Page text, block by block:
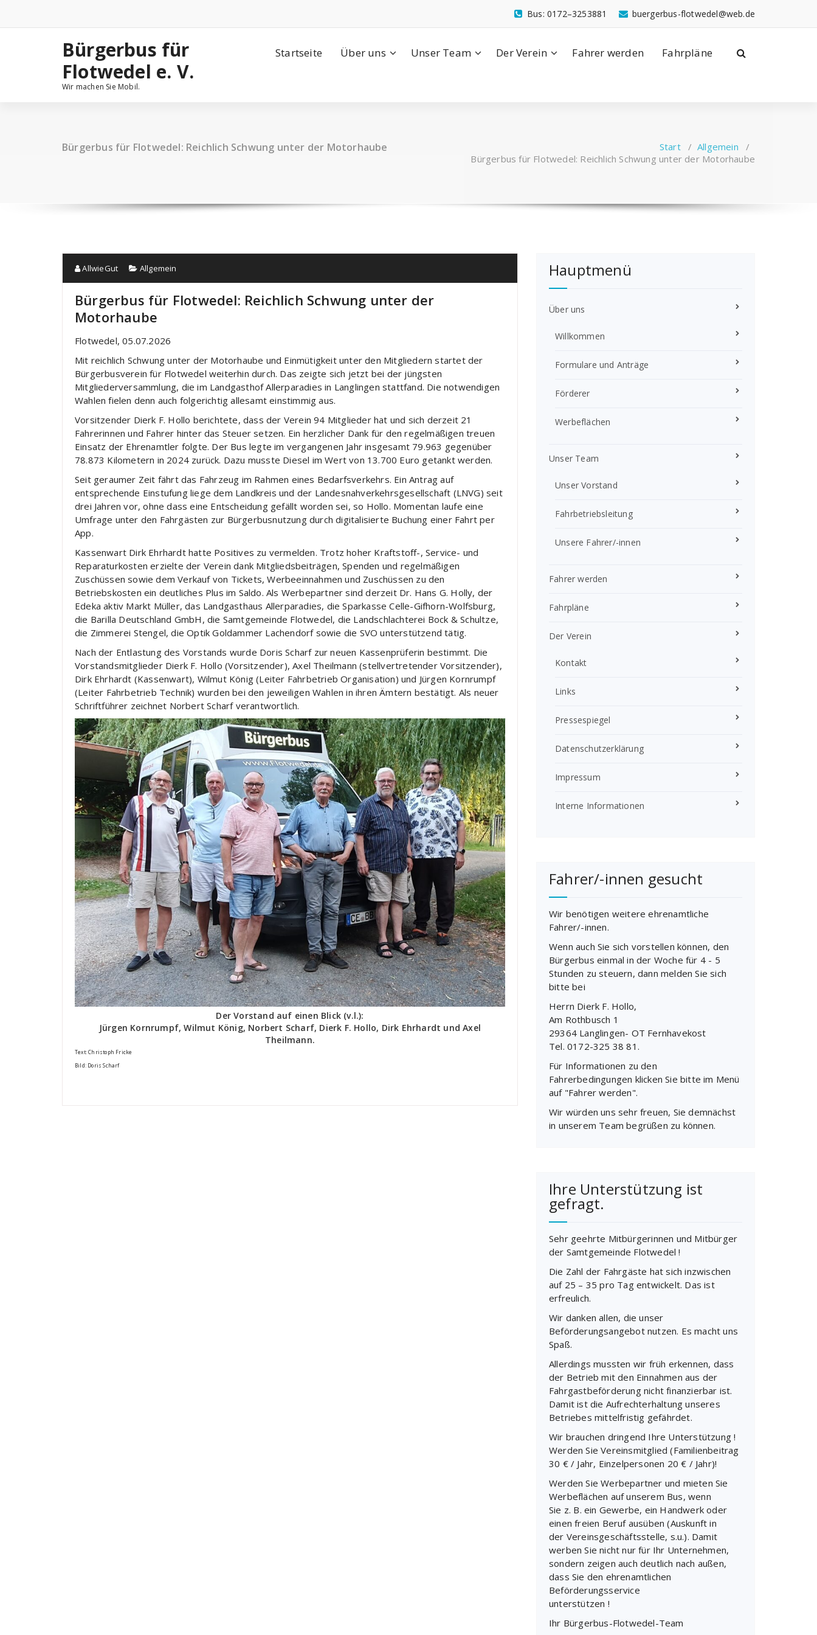
springen
buergerbus-flotwedel@web.de
Bus: 0172–3253881
Bürgerbus für
Flotwedel e. V.
Wir machen Sie Mobil.
Startseite Über uns Unser Team Der Verein Fahrer werden Fahrpläne
Bürgerbus für Flotwedel: Reichlich Schwung unter der Motorhaube Start/ Allgemein /
Bürgerbus für Flotwedel: Reichlich Schwung unter der Motorhaube
AllwieGut Allgemein
Bürgerbus für Flotwedel: Reichlich Schwung unter der
Motorhaube
Flotwedel, 05.07.2026
Mit reichlich Schwung unter der Motorhaube und Einmütigkeit unter den Mitgliedern startet der
Bürgerbusverein für Flotwedel weiterhin durch. Das zeigte sich jetzt bei der jüngsten
Mitgliederversammlung, die im Landgasthof Allerparadies in Langlingen stattfand. Die notwendigen
Wahlen fielen denn auch folgerichtig allesamt einstimmig aus.
Vorsitzender Dierk F. Hollo berichtete, dass der Verein 94 Mitglieder hat und sich derzeit 21
Fahrerinnen und Fahrer hinter das Steuer setzen. Ein herzlicher Dank für den regelmäßigen treuen
Einsatz der Ehrenamtler folgte. Der Bus legte im vergangenen Jahr insgesamt 79.963 gegenüber
78.873 Kilometern in 2024 zurück. Dazu musste Diesel im Wert von 13.700 Euro getankt werden.
Seit geraumer Zeit fährt das Fahrzeug im Rahmen eines Bedarfsverkehrs. Ein Antrag auf
entsprechende Einstufung liege dem Landkreis und der Landesnahverkehrsgesellschaft (LNVG) seit
drei Jahren vor, ohne dass eine Entscheidung gefällt worden sei, so Hollo. Momentan laufe eine
Umfrage unter den Fahrgästen zur Bürgerbusnutzung durch digitalisierte Buchung einer Fahrt per
App.
Kassenwart Dirk Ehrhardt hatte Positives zu vermelden. Trotz hoher Kraftstoff-, Service- und
Reparaturkosten erzielte der Verein dank Mitgliedsbeiträgen, Spenden und regelmäßigen
Zuschüssen sowie dem Verkauf von Tickets, Werbeeinnahmen und Zuschüssen zu den
Betriebskosten ein deutliches Plus im Saldo. Als Werbepartner sind derzeit Dr. Hans G. Holly, der
Edeka aktiv Markt Müller, das Landgasthaus Allerparadies, die Sparkasse Celle-Gifhorn-Wolfsburg,
die Barilla Deutschland GmbH, die Samtgemeinde Flotwedel, die Landschlachterei Bock & Schultze,
die Zimmerei Stengel, die Optik Goldammer Lachendorf sowie die SVO unterstützend tätig.
Nach der Entlastung des Vorstands wurde Doris Scharf zur neuen Kassenprüferin bestimmt. Die
Vorstandsmitglieder Dierk F. Hollo (Vorsitzender), Axel Theilmann (stellvertretender Vorsitzender),
Dirk Ehrhardt (Kassenwart), Wilmut König (Leiter Fahrbetrieb Organisation) und Jürgen Kornrumpf
(Leiter Fahrbetrieb Technik) wurden bei den jeweiligen Wahlen in ihren Ämtern bestätigt. Als neuer
Schriftführer zeichnet Norbert Scharf verantwortlich.
Der Vorstand auf einen Blick (v.l.):
Jürgen Kornrumpf, Wilmut König, Norbert Scharf, Dierk F. Hollo, Dirk Ehrhardt und Axel
Theilmann.
Text: Christoph Fricke
Bild: Doris Scharf
Hauptmenü
Über uns
Willkommen
Formulare und Anträge
Förderer
Werbeflächen
Unser Team
Unser Vorstand
Fahrbetriebsleitung
Unsere Fahrer/-innen
Fahrer werden
Fahrpläne
Der Verein
Kontakt
Links
Pressespiegel
Datenschutzerklärung
Impressum
Interne Informationen
Fahrer/-innen gesucht
Wir benötigen weitere ehrenamtliche
Fahrer/-innen.
Wenn auch Sie sich vorstellen können, den
Bürgerbus einmal in der Woche für 4 - 5
Stunden zu steuern, dann melden Sie sich
bitte bei
Herrn Dierk F. Hollo,
Am Rothbusch 1
29364 Langlingen- OT Fernhavekost
Tel. 0172-325 38 81.
Für Informationen zu den
Fahrerbedingungen klicken Sie bitte im Menü
auf "Fahrer werden".
Wir würden uns sehr freuen, Sie demnächst
in unserem Team begrüßen zu können.
Ihre Unterstützung ist
gefragt.
Sehr geehrte Mitbürgerinnen und Mitbürger
der Samtgemeinde Flotwedel !
Die Zahl der Fahrgäste hat sich inzwischen
auf 25 – 35 pro Tag entwickelt. Das ist
erfreulich.
Wir danken allen, die unser
Beförderungsangebot nutzen. Es macht uns
Spaß.
Allerdings mussten wir früh erkennen, dass
der Betrieb mit den Einnahmen aus der
Fahrgastbeförderung nicht finanzierbar ist.
Damit ist die Aufrechterhaltung unseres
Betriebes mittelfristig gefährdet.
Wir brauchen dringend Ihre Unterstützung !
Werden Sie Vereinsmitglied (Familienbeitrag
30 € / Jahr, Einzelpersonen 20 € / Jahr)!
Werden Sie Werbepartner und mieten Sie
Werbeflächen auf unserem Bus, wenn
Sie z. B. ein Gewerbe, ein Handwerk oder
einen freien Beruf ausüben (Auskunft in
der Vereinsgeschäftsstelle, s.u.). Damit
werben Sie nicht nur für Ihr Unternehmen,
sondern zeigen auch deutlich nach außen,
dass Sie den ehrenamtlichen
Beförderungsservice
unterstützen !
Ihr Bürgerbus-Flotwedel-Team